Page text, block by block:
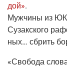
дой».
Муж­чи­ны из
Сузак­ско­го
ных… сбрить
«Сво­бо­да